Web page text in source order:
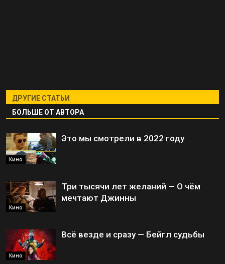
ДРУГИЕ СТАТЬИ
БОЛЬШЕ ОТ АВТОРА
Кино
Это мы смотрели в 2022 году
Кино
Три тысячи лет желаний — О чём
мечтают Джинны
Кино
Всё везде и сразу — Бейгл судьбы